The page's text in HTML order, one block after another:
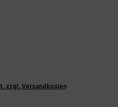
zzgl. Versandkosten